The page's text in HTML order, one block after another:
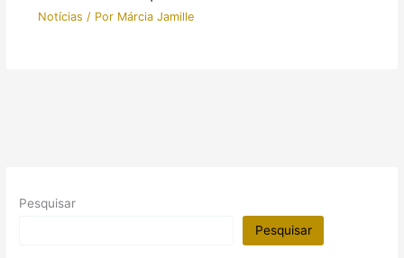
Notícias / Por Márcia Jamille
Pesquisar
Pesquisar